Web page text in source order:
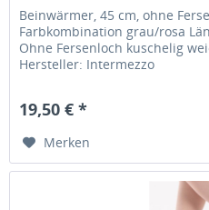
Beinwärmer, 45 cm, ohne
Farbkombination grau/rosa
Ohne Fersenloch kuschelig
Hersteller: Intermezzo
19,50 € *
Merken